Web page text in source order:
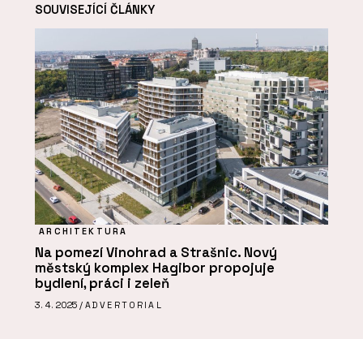
SOUVISEJÍCÍ ČLÁNKY
ARCHITEKTURA
Na pomezí Vinohrad a Strašnic. Nový
městský komplex Hagibor propojuje
bydlení, práci i zeleň
3. 4. 2025 / ADVERTORIAL